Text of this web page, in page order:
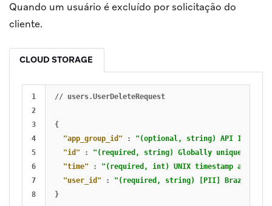
Quando um usuário é excluído por solicitação do
cliente.
CLOUD STORAGE
1
2
3
4
5
6
7
// users.UserDeleteRequest
{
"app_group_id"
:
"(optional, string) API ID of
"id"
:
"(required, string) Globally unique ID
"time"
:
"(required, int) UNIX timestamp at which
"user_id"
:
"(required, string) [PII] Braze user
}